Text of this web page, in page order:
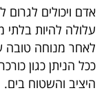
אדם ויכולים
עלולה להיות בלתי
לאחר מנוחה
ככל הניתן כגון
היציב והשטוח בים.